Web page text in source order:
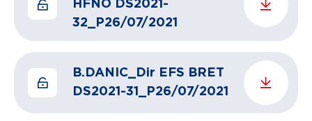
HFNO DS2021-
32_P26/07/2021
B.DANIC_Dir EFS BRET
DS2021-31_P26/07/2021